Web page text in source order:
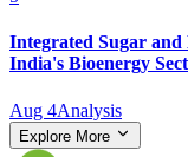
Integrated Sugar
India's Bioenergy
Aug 4Analysis
Explore More